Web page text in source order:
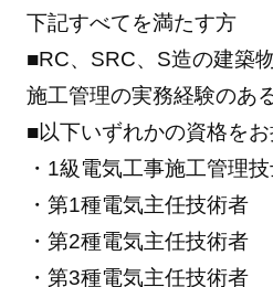
下記すべてを満たす方
■RC、SRC、S造の建築
施工管理の実務経験のあ
■以下いずれかの資格を
・1級電気工事施工管理
・第1種電気主任技術者
・第2種電気主任技術者
・第3種電気主任技術者